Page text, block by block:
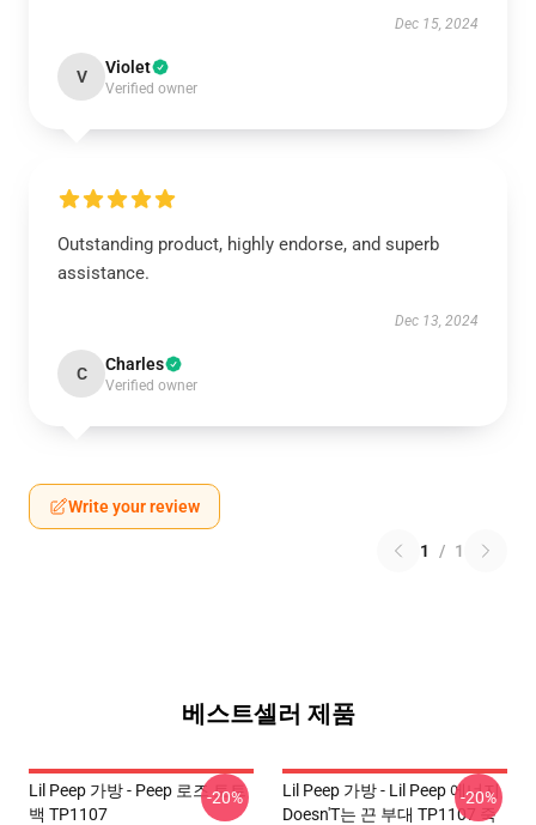
Dec 15, 2024
V Violet
Verified owner
Outstanding product, highly endorse, and superb
assistance.
Dec 13, 2024
C Charles
Verified owner
Write your review
1 / 1
베스트셀러 제품
Lil Peep 가방 - Peep 로즈 토트
백 TP1107
-20%
Lil Peep 가방 - Lil Peep 에너지
Doesn'T는 끈 부대 TP1107 죽
-20%